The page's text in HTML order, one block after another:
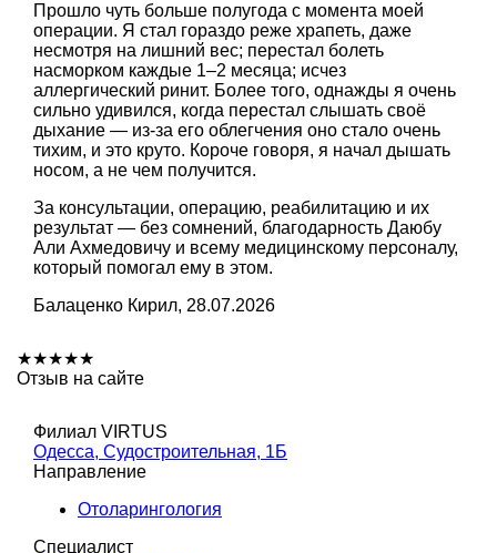
Прошло чуть больше полугода с момента моей
операции. Я стал гораздо реже храпеть, даже
несмотря на лишний вес; перестал болеть
насморком каждые 1–2 месяца; исчез
аллергический ринит. Более того, однажды я очень
сильно удивился, когда перестал слышать своё
дыхание — из-за его облегчения оно стало очень
тихим, и это круто. Короче говоря, я начал дышать
носом, а не чем получится.
За консультации, операцию, реабилитацию и их
результат — без сомнений, благодарность Даюбу
Али Ахмедовичу и всему медицинскому персоналу,
который помогал ему в этом.
Балаценко Кирил, 28.07.2026
★★★★★
Отзыв на сайте
Филиал VIRTUS
Одесса, Судостроительная, 1Б
Направление
Отоларингология
Специалист